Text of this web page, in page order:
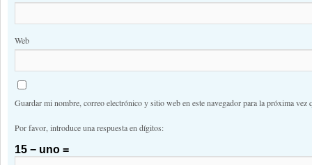
Web
Guardar mi nombre, correo electrónico y sitio web en este navegador para la próxima vez
Por favor, introduce una respuesta en dígitos:
15 − uno =